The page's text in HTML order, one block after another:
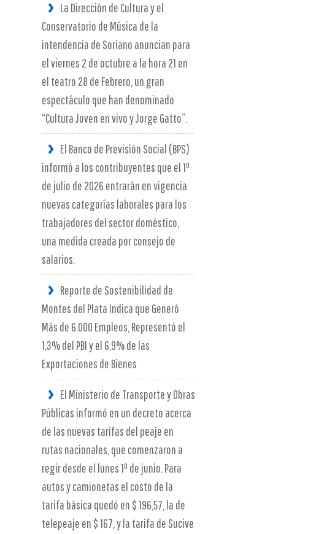
La Dirección de Cultura y el
Conservatorio de Música de la
intendencia de Soriano anuncian para
el viernes 2 de octubre a la hora 21 en
el teatro 28 de Febrero, un gran
espectáculo que han denominado
“Cultura Joven en vivo y Jorge Gatto”.
El Banco de Previsión Social (BPS)
informó a los contribuyentes que el 1º
de julio de 2026 entrarán en vigencia
nuevas categorías laborales para los
trabajadores del sector doméstico,
una medida creada por consejo de
salarios.
Reporte de Sostenibilidad de
Montes del Plata Indica que Generó
Más de 6.000 Empleos, Representó el
1,3% del PBI y el 6,9% de las
Exportaciones de Bienes
El Ministerio de Transporte y Obras
Públicas informó en un decreto acerca
de las nuevas tarifas del peaje en
rutas nacionales, que comenzaron a
regir desde el lunes 1º de junio. Para
autos y camionetas el costo de la
tarifa básica quedó en $ 196,57, la de
telepeaje en $ 167, y la tarifa de Sucive